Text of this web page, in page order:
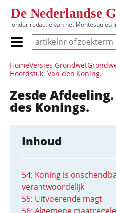
De Nederlandse
onder redactie van het Montesquieu
Primair menu tonen/verbergen
Hoofdnavigatie
HomeVersies Grondwet
Hoofdstuk. Van den Koning.
Zesde
des Konings.
Inhoud
54: Koning is
verantwoordelijk
55: Uitvoerende magt
56: Algemene